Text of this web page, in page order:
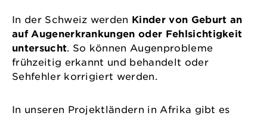
In der Schweiz werden Kinder von Geburt an
auf Augenerkrankungen oder Fehlsichtigkeit
untersucht. So können Augenprobleme
frühzeitig erkannt und behandelt oder
Sehfehler korrigiert werden.
In unseren Projektländern in Afrika gibt es